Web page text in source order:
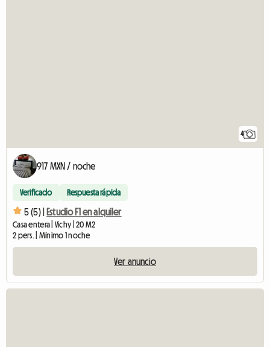
4
917 MXN / noche
Verificado Respuesta rápida
5 (5) | Estudio F1 en alquiler
Casa entera | Vichy | 20 M2
2 pers. | Mínimo 1 noche
Ver anuncio